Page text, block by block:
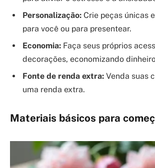
Personalização: Crie peças únicas
para você ou para presentear.
Economia: Faça seus próprios
decorações, economizando
Fonte de renda extra: Venda suas
uma renda extra.
Materiais básicos para